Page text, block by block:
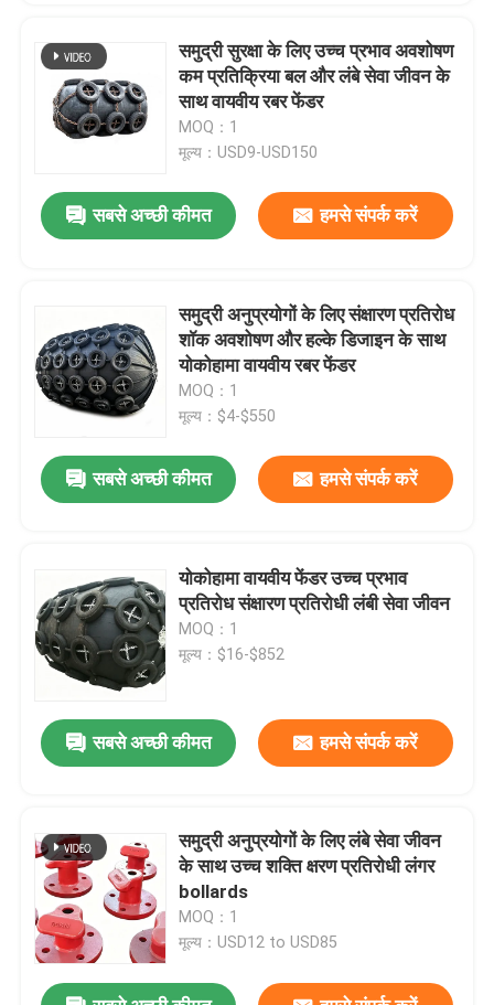
घर
उत्पाद
वीडियो
समुद्री सुरक्षा के लिए उच्च प्रभाव अवशोषण
कम प्रतिक्रिया बल और लंबे सेवा जीवन के
साथ वायवीय रबर फेंडर
MOQ：1
मूल्य：USD9-USD150
सबसे अच्छी कीमत हमसे संपर्क करें
समुद्री अनुप्रयोगों के लिए संक्षारण प्रतिरोध
शॉक अवशोषण और हल्के डिजाइन के साथ
योकोहामा वायवीय रबर फेंडर
MOQ：1
मूल्य：$4-$550
सबसे अच्छी कीमत हमसे संपर्क करें
योकोहामा वायवीय फेंडर उच्च प्रभाव
प्रतिरोध संक्षारण प्रतिरोधी लंबी सेवा जीवन
MOQ：1
मूल्य：$16-$852
सबसे अच्छी कीमत हमसे संपर्क करें
समुद्री अनुप्रयोगों के लिए लंबे सेवा जीवन
के साथ उच्च शक्ति क्षरण प्रतिरोधी लंगर
bollards
MOQ：1
मूल्य：USD12 to USD85